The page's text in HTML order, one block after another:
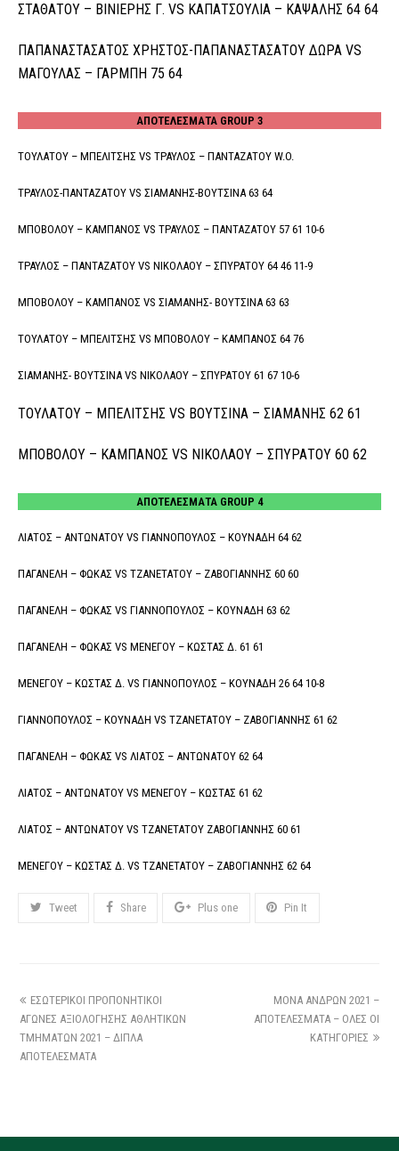
ΣΤΑΘΑΤΟΥ – ΒΙΝΙΕΡΗΣ Γ. VS ΚΑΠΑΤΣΟΥΛΙΑ – ΚΑΨΑΛΗΣ 64 64
ΠΑΠΑΝΑΣΤΑΣΑΤΟΣ ΧΡΗΣΤΟΣ-ΠΑΠΑΝΑΣΤΑΣΑΤΟΥ ΔΩΡΑ VS
ΜΑΓΟΥΛΑΣ – ΓΑΡΜΠΗ 75 64
ΑΠΟΤΕΛΕΣΜΑΤΑ GROUP 3
ΤΟΥΛΑΤΟΥ – ΜΠΕΛΙΤΣΗΣ VS ΤΡΑΥΛΟΣ – ΠΑΝΤΑΖΑΤΟΥ W.O.
ΤΡΑΥΛΟΣ-ΠΑΝΤΑΖΑΤΟΥ VS ΣΙΑΜΑΝΗΣ-ΒΟΥΤΣΙΝΑ 63 64
ΜΠΟΒΟΛΟΥ – ΚΑΜΠΑΝΟΣ VS ΤΡΑΥΛΟΣ – ΠΑΝΤΑΖΑΤΟΥ 57 61 10-6
ΤΡΑΥΛΟΣ – ΠΑΝΤΑΖΑΤΟΥ VS ΝΙΚΟΛΑΟΥ – ΣΠΥΡΑΤΟΥ 64 46 11-9
ΜΠΟΒΟΛΟΥ – ΚΑΜΠΑΝΟΣ VS ΣΙΑΜΑΝΗΣ- ΒΟΥΤΣΙΝΑ 63 63
ΤΟΥΛΑΤΟΥ – ΜΠΕΛΙΤΣΗΣ VS ΜΠΟΒΟΛΟΥ – ΚΑΜΠΑΝΟΣ 64 76
ΣΙΑΜΑΝΗΣ- ΒΟΥΤΣΙΝΑ VS ΝΙΚΟΛΑΟΥ – ΣΠΥΡΑΤΟΥ 61 67 10-6
ΤΟΥΛΑΤΟΥ – ΜΠΕΛΙΤΣΗΣ VS ΒΟΥΤΣΙΝΑ – ΣΙΑΜΑΝΗΣ 62 61
ΜΠΟΒΟΛΟΥ – ΚΑΜΠΑΝΟΣ VS ΝΙΚΟΛΑΟΥ – ΣΠΥΡΑΤΟΥ 60 62
ΑΠΟΤΕΛΕΣΜΑΤΑ GROUP 4
ΛΙΑΤΟΣ – ΑΝΤΩΝΑΤΟΥ VS ΓΙΑΝΝΟΠΟΥΛΟΣ – ΚΟΥΝΑΔΗ 64 62
ΠΑΓΑΝΕΛΗ – ΦΩΚΑΣ VS ΤΖΑΝΕΤΑΤΟΥ – ΖΑΒΟΓΙΑΝΝΗΣ 60 60
ΠΑΓΑΝΕΛΗ – ΦΩΚΑΣ VS ΓΙΑΝΝΟΠΟΥΛΟΣ – ΚΟΥΝΑΔΗ 63 62
ΠΑΓΑΝΕΛΗ – ΦΩΚΑΣ VS ΜΕΝΕΓΟΥ – ΚΩΣΤΑΣ Δ. 61 61
ΜΕΝΕΓΟΥ – ΚΩΣΤΑΣ Δ. VS ΓΙΑΝΝΟΠΟΥΛΟΣ – ΚΟΥΝΑΔΗ 26 64 10-8
ΓΙΑΝΝΟΠΟΥΛΟΣ – ΚΟΥΝΑΔΗ VS ΤΖΑΝΕΤΑΤΟΥ – ΖΑΒΟΓΙΑΝΝΗΣ 61 62
ΠΑΓΑΝΕΛΗ – ΦΩΚΑΣ VS ΛΙΑΤΟΣ – ΑΝΤΩΝΑΤΟΥ 62 64
ΛΙΑΤΟΣ – ΑΝΤΩΝΑΤΟΥ VS ΜΕΝΕΓΟΥ – ΚΩΣΤΑΣ 61 62
ΛΙΑΤΟΣ – ΑΝΤΩΝΑΤΟΥ VS ΤΖΑΝΕΤΑΤΟΥ ΖΑΒΟΓΙΑΝΝΗΣ 60 61
ΜΕΝΕΓΟΥ – ΚΩΣΤΑΣ Δ. VS ΤΖΑΝΕΤΑΤΟΥ – ΖΑΒΟΓΙΑΝΝΗΣ 62 64
Tweet Share Plus one Pin It
ΕΣΩΤΕΡΙΚΟΙ ΠΡΟΠΟΝΗΤΙΚΟΙ
ΑΓΩΝΕΣ ΑΞΙΟΛΟΓΗΣΗΣ ΑΘΛΗΤΙΚΩΝ
ΤΜΗΜΑΤΩΝ 2021 – ΔΙΠΛΑ
ΑΠΟΤΕΛΕΣΜΑΤΑ
ΜΟΝΑ ΑΝΔΡΩΝ 2021 –
ΑΠΟΤΕΛΕΣΜΑΤΑ – ΟΛΕΣ ΟΙ
ΚΑΤΗΓΟΡΙΕΣ